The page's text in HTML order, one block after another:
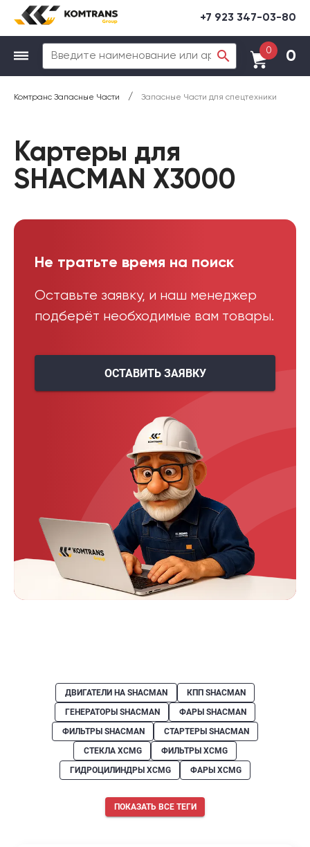
+7 923 347-03-80
0 0
Комтранс Запасные Части / Запасные Части для спецтехники
Картеры для
SHACMAN X3000
Не тратьте время на поиск
Оставьте заявку, и наш менеджер
подберёт необходимые вам товары.
ОСТАВИТЬ ЗАЯВКУ
ДВИГАТЕЛИ НА SHACMAN
КПП SHACMAN
ГЕНЕРАТОРЫ SHACMAN
ФАРЫ SHACMAN
ФИЛЬТРЫ SHACMAN
СТАРТЕРЫ SHACMAN
СТЕКЛА XCMG
ФИЛЬТРЫ XCMG
ГИДРОЦИЛИНДРЫ XCMG
ФАРЫ XCMG
ПОКАЗАТЬ ВСЕ ТЕГИ